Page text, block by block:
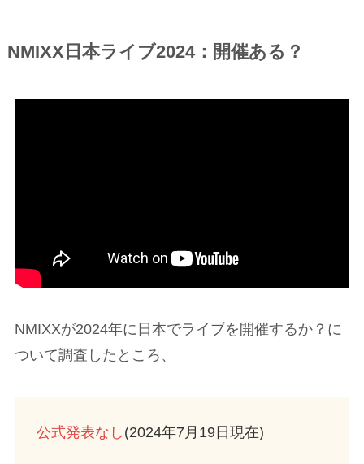
NMIXX日本ライブ2024：開催ある？
NMIXXが2024年に日本でライブを開催するか？に
ついて調査したところ、
公式発表なし (2024年7月19日現在)